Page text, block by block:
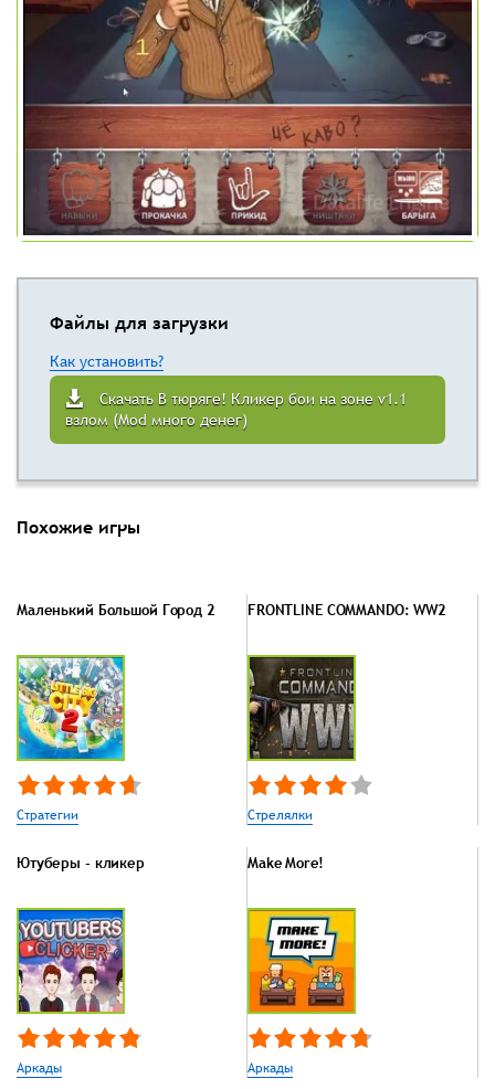
Файлы для загрузки
Как установить?
Скачать В тюряге! Кликер бои на зоне v1.1
взлом (Mod много денег)
Похожие игры
Маленький Большой Город 2
Стратегии
FRONTLINE COMMANDO: WW2
Стрелялки
Ютуберы - кликер
Аркады
Make More!
Аркады